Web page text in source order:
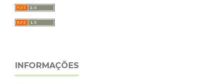
INFORMAÇÕES